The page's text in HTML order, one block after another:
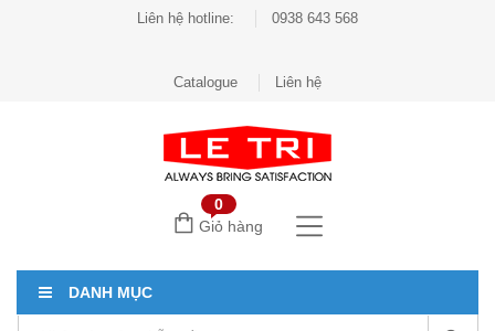
Liên hệ hotline: 0938 643 568
Catalogue Liên hệ
0
Giỏ hàng
DANH MỤC